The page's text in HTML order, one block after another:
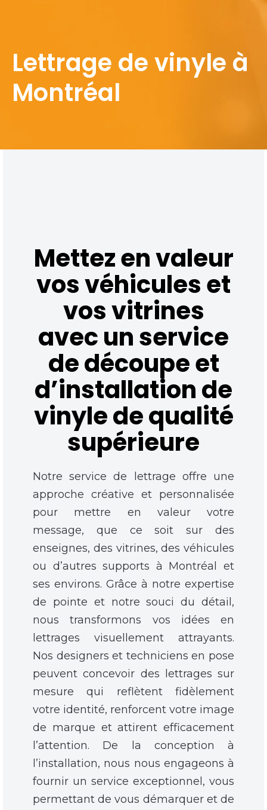
Lettrage de vinyle à
Montréal
Mettez en valeur
vos véhicules et
vos vitrines
avec un service
de découpe et
d’installation de
vinyle de qualité
supérieure
Notre service de lettrage offre une
approche créative et personnalisée
pour mettre en valeur votre
message, que ce soit sur des
enseignes, des vitrines, des véhicules
ou d’autres supports à Montréal et
ses environs. Grâce à notre expertise
de pointe et notre souci du détail,
nous transformons vos idées en
lettrages visuellement attrayants.
Nos designers et techniciens en pose
peuvent concevoir des lettrages sur
mesure qui reflètent fidèlement
votre identité, renforcent votre image
de marque et attirent efficacement
l’attention. De la conception à
l’installation, nous nous engageons à
fournir un service exceptionnel, vous
permettant de vous démarquer et de